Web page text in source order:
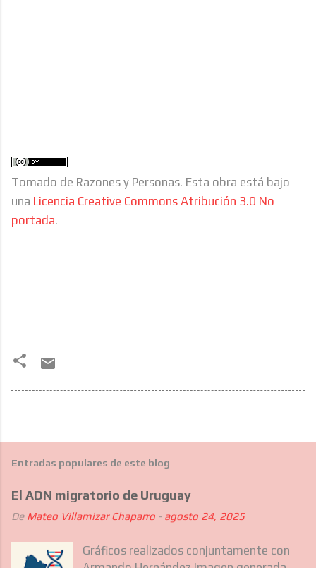
Tomado de Razones y Personas. Esta obra está bajo
una Licencia Creative Commons Atribución 3.0 No
portada.
Entradas populares de este blog
El ADN migratorio de Uruguay
De Mateo Villamizar Chaparro - agosto 24, 2025
Gráficos realizados conjuntamente con